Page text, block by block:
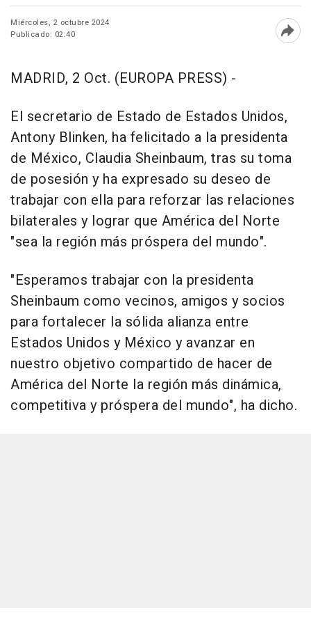
Miércoles, 2 octubre 2024
Publicado: 02:40
MADRID, 2 Oct. (EUROPA PRESS) -
El secretario de Estado de Estados Unidos,
Antony Blinken, ha felicitado a la presidenta
de México, Claudia Sheinbaum, tras su toma
de posesión y ha expresado su deseo de
trabajar con ella para reforzar las relaciones
bilaterales y lograr que América del Norte
"sea la región más próspera del mundo".
"Esperamos trabajar con la presidenta
Sheinbaum como vecinos, amigos y socios
para fortalecer la sólida alianza entre
Estados Unidos y México y avanzar en
nuestro objetivo compartido de hacer de
América del Norte la región más dinámica,
competitiva y próspera del mundo", ha dicho.